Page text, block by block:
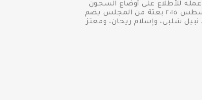
للأطلاع على أوضاع السجون
والسجناء وتطوير تلك المؤسسات العقابية بما يتفق مع معايير حقوق الإنسان.توجه صباح اليوم الأربعاء ٢٦ أغسطس ٢٠١٥ بعثة من المجلس يضم
شلبى، وإسلام ريحان، ومعتز